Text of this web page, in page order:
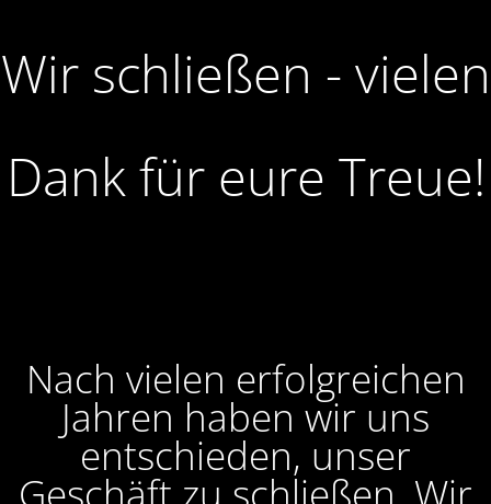
Wir schließen - vielen
Dank für eure Treue!
Nach vielen erfolgreichen
Jahren haben wir uns
entschieden, unser
Geschäft zu schließen. Wir